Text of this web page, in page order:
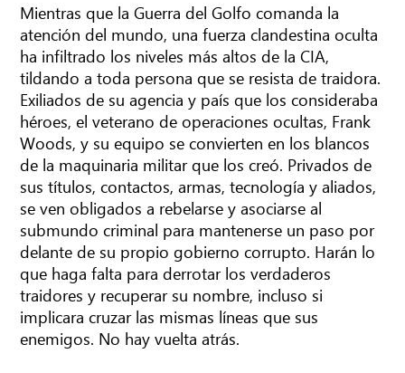
Mientras que la Guerra del Golfo comanda la
atención del mundo, una fuerza clandestina oculta
ha infiltrado los niveles más altos de la CIA,
tildando a toda persona que se resista de traidora.
Exiliados de su agencia y país que los consideraba
héroes, el veterano de operaciones ocultas, Frank
Woods, y su equipo se convierten en los blancos
de la maquinaria militar que los creó. Privados de
sus títulos, contactos, armas, tecnología y aliados,
se ven obligados a rebelarse y asociarse al
submundo criminal para mantenerse un paso por
delante de su propio gobierno corrupto. Harán lo
que haga falta para derrotar los verdaderos
traidores y recuperar su nombre, incluso si
implicara cruzar las mismas líneas que sus
enemigos. No hay vuelta atrás.